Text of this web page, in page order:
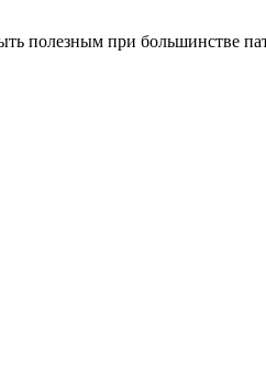
полезным при большинстве